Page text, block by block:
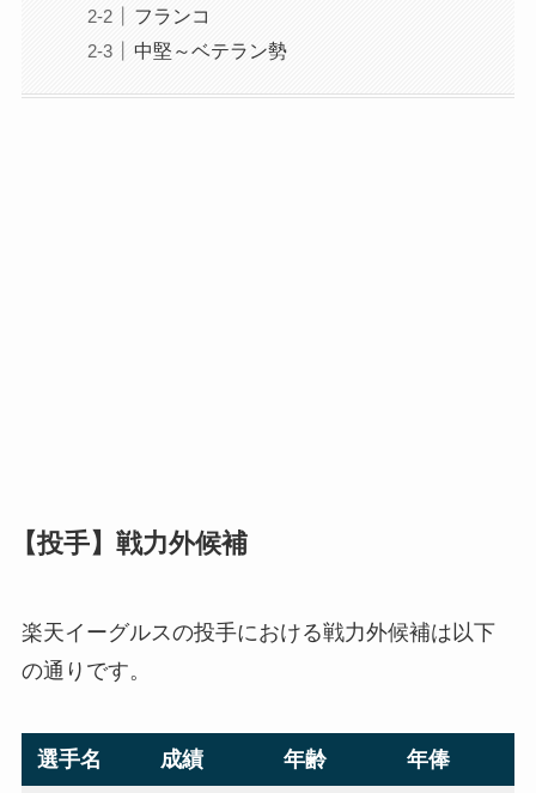
フランコ
中堅～ベテラン勢
【投手】戦力外候補
楽天イーグルスの投手における戦力外候補は以下
の通りです。
選手名 成績 年齢 年俸